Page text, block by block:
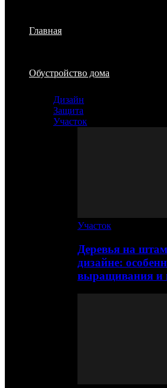
Главная
Обустройство дома
Дизайн
Защита
Участок
Участок
Деревья на
дизайне:
выращивания и